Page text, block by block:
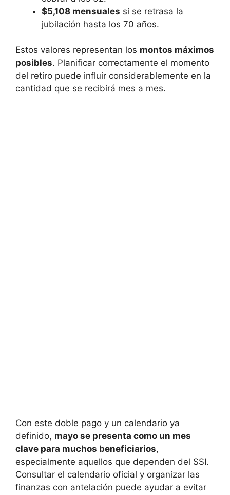
$5,108 mensuales si se retrasa la
jubilación hasta los 70 años.
Estos valores representan los montos máximos
posibles. Planificar correctamente el momento
del retiro puede influir considerablemente en la
cantidad que se recibirá mes a mes.
Con este doble pago y un calendario ya
definido, mayo se presenta como un mes
clave para muchos beneficiarios,
especialmente aquellos que dependen del SSI.
Consultar el calendario oficial y organizar las
finanzas con antelación puede ayudar a evitar